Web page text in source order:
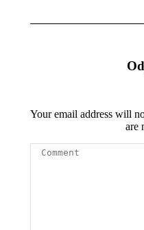
Your email address will
are
Comment